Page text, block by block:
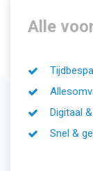
Alle
Digitaal
Snel &